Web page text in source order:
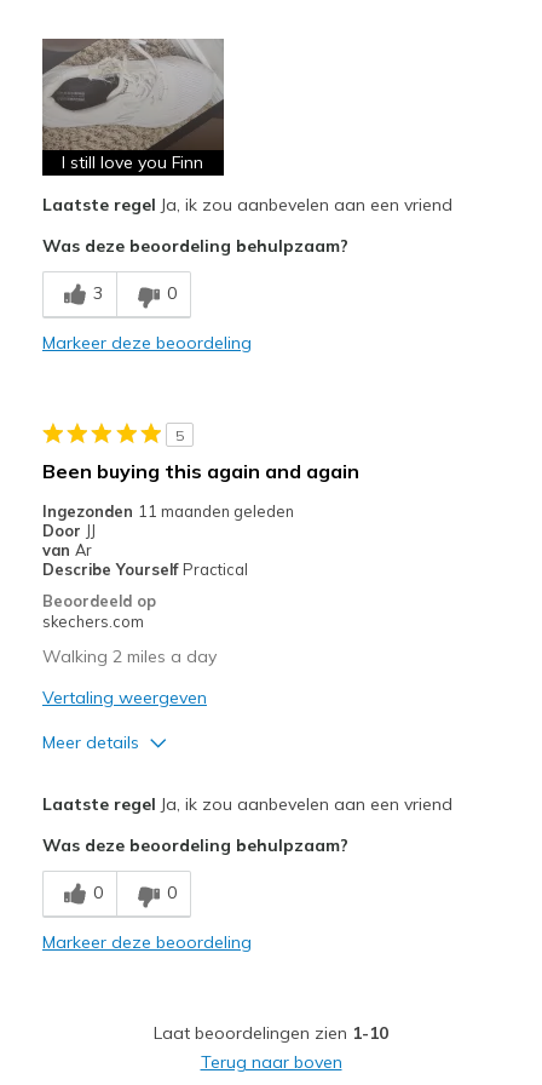
Attractive Design
Breathe Well
Comfortable
Durable
Stylish
Beste toepassingen
Casual Wear
Travel
Width
Feels true to width
Sizing
Feels true to size
View On Shoes
I still love you Finn
Laatste regel Ja, ik zou aanbevelen aan een vriend
Was deze beoordeling behulpzaam?
3 0
Markeer deze beoordeling
5
Been buying this again and again
Ingezonden 11 maanden geleden
Door JJ
van Ar
Describe Yourself Practical
Beoordeeld op
skechers.com
Walking 2 miles a day
Vertaling weergeven
Meer details
Breathe Well
Comfortable
Laatste regel Ja, ik zou aanbevelen aan een vriend
Was deze beoordeling behulpzaam?
0 0
Markeer deze beoordeling
Laat beoordelingen zien 1-10
Terug naar boven